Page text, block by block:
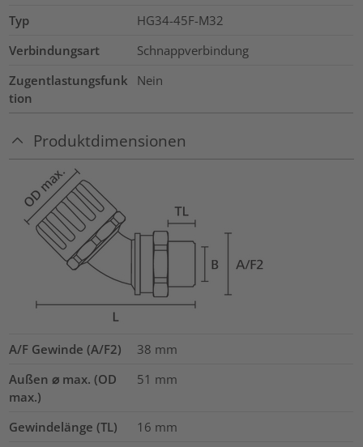
Typ
HG34-45F-M32
Verbindungsart
Schnappverbindung
Zugentlastungsfunk
tion
Nein
Produktdimensionen
A/F Gewinde (A/F2) 38 mm
Außen ⌀ max. (OD
max.)
51 mm
Gewindelänge (TL) 16 mm